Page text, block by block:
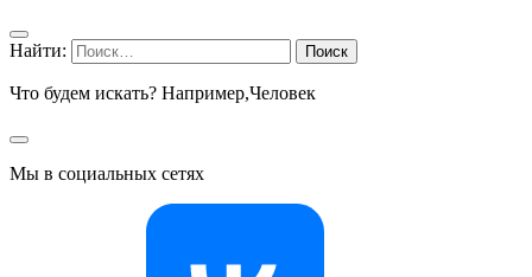
Найти:
Что будем искать? Например,Человек
Мы в социальных сетях